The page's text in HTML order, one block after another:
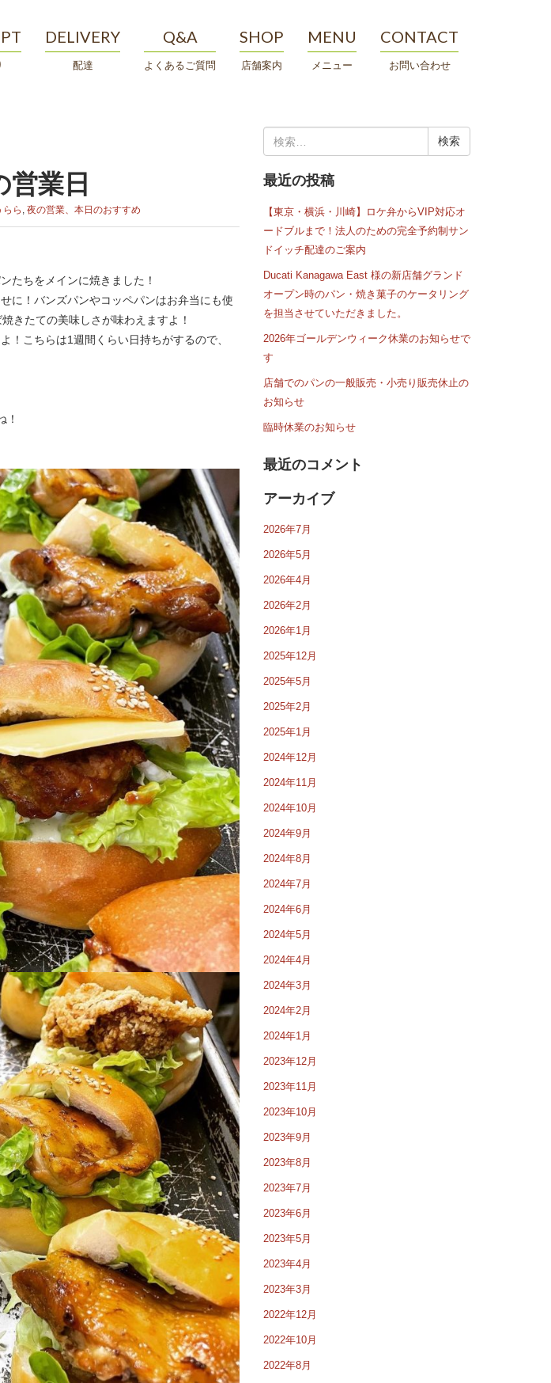
DELIVERY
配達
Q&A
よくあるご質問
SHOP
店舗案内
MENU
メニュー
CONTACT
お問い合わせ
業日
らら , 夜の営業、本日のおすすめ
たちをメインに焼きました！
に！バンズパンやコッペパンはお弁当にも使
きたての美味しさが味わえますよ！
！こちらは1週間くらい日持ちがするので、
！
索:
最近の投稿
【東京・横浜・川崎】ロケ弁からVIP対応オ
ードブルまで！法人のための完全予約制サン
ドイッチ配達のご案内
Ducati Kanagawa East 様の新店舗グランド
オープン時のパン・焼き菓子のケータリング
を担当させていただきました。
2026年ゴールデンウィーク休業のお知らせで
す
店舗でのパンの一般販売・小売り販売休止の
お知らせ
臨時休業のお知らせ
最近のコメント
アーカイブ
2026年7月
2026年5月
2026年4月
2026年2月
2026年1月
2025年12月
2025年5月
2025年2月
2025年1月
2024年12月
2024年11月
2024年10月
2024年9月
2024年8月
2024年7月
2024年6月
2024年5月
2024年4月
2024年3月
2024年2月
2024年1月
2023年12月
2023年11月
2023年10月
2023年9月
2023年8月
2023年7月
2023年6月
2023年5月
2023年4月
2023年3月
2022年12月
2022年10月
2022年8月